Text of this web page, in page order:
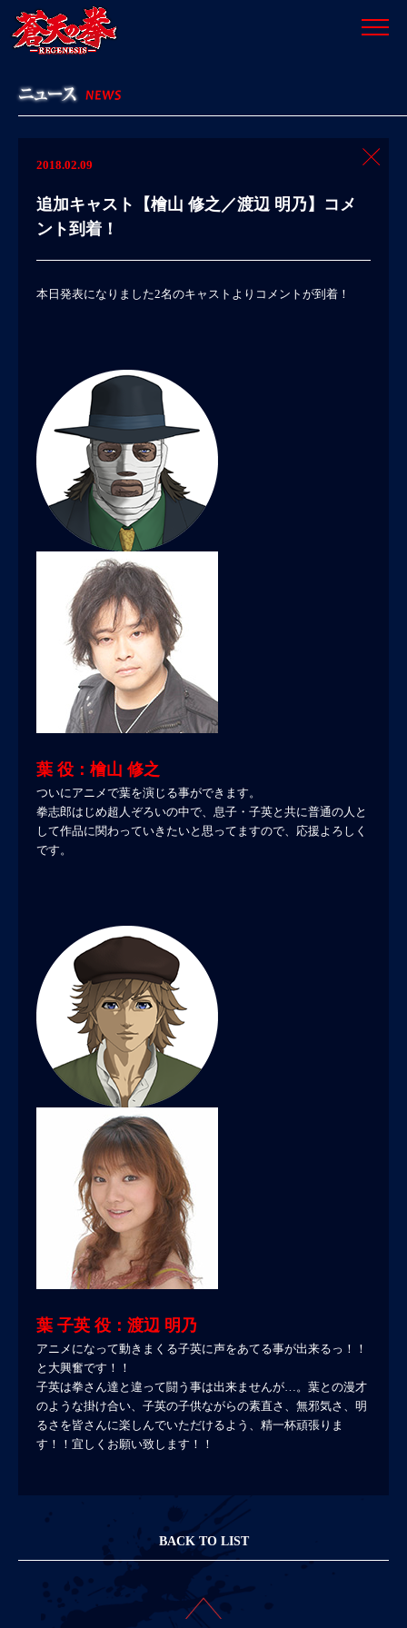
2018.02.09
追加キャスト【檜山 修之／渡辺 明乃】コメ
ント到着！
本日発表になりました2名のキャストよりコメントが到着！
葉 役：檜山 修之
ついにアニメで葉を演じる事ができます。
拳志郎はじめ超人ぞろいの中で、息子・子英と共に普通の人と
して作品に関わっていきたいと思ってますので、応援よろしく
です。
葉 子英 役：渡辺 明乃
アニメになって動きまくる子英に声をあてる事が出来るっ！！
と大興奮です！！
子英は拳さん達と違って闘う事は出来ませんが…。葉との漫才
のような掛け合い、子英の子供ながらの素直さ、無邪気さ、明
るさを皆さんに楽しんでいただけるよう、精一杯頑張りま
す！！宜しくお願い致します！！
BACK TO LIST